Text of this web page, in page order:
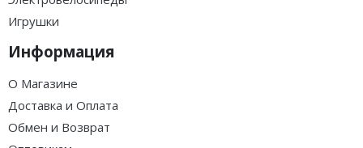
Игрушки
Информация
О Магазине
Доставка и Оплата
Обмен и Возврат